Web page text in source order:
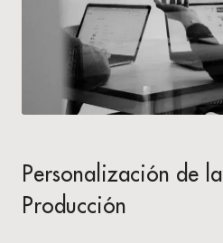
Personalización de la
Producción